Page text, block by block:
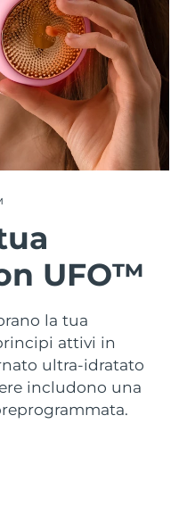
UFO™
la tua
attivi in
ultra-idratato
includono una
Consegna stimata8/10/26
stimata 8/14/26
Consegna stimata 8/15/26